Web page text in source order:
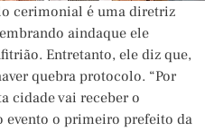
cerimonial é uma diretriz
aindaque ele
Entretanto, ele diz que,
quebra protocolo. “Por
cidade vai receber o
evento o primeiro prefeito da